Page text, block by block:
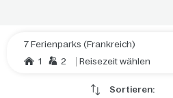
7 Ferienparks (Frankreich)
1
2 Reisezeit wählen
Sortieren: